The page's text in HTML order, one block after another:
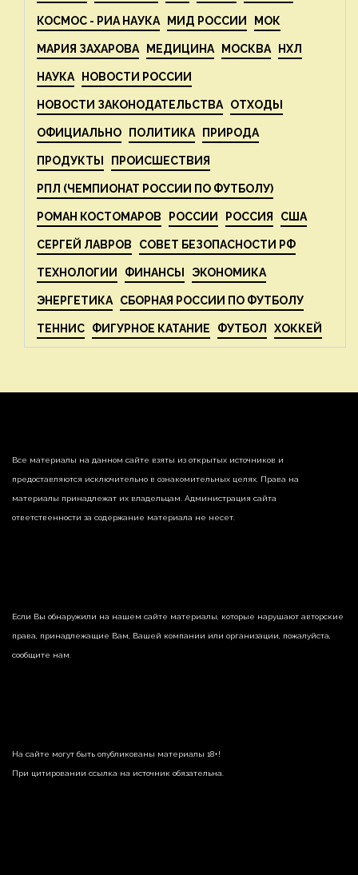
КОСМОС - РИА НАУКА МИД РОССИИ МОК
МАРИЯ ЗАХАРОВА МЕДИЦИНА МОСКВА НХЛ
НАУКА НОВОСТИ РОССИИ
НОВОСТИ ЗАКОНОДАТЕЛЬСТВА ОТХОДЫ
ОФИЦИАЛЬНО ПОЛИТИКА ПРИРОДА
ПРОДУКТЫ ПРОИСШЕСТВИЯ
РПЛ (ЧЕМПИОНАТ РОССИИ ПО ФУТБОЛУ)
РОМАН КОСТОМАРОВ РОССИИ РОССИЯ США
СЕРГЕЙ ЛАВРОВ СОВЕТ БЕЗОПАСНОСТИ РФ
ТЕХНОЛОГИИ ФИНАНСЫ ЭКОНОМИКА
ЭНЕРГЕТИКА СБОРНАЯ РОССИИ ПО ФУТБОЛУ
ТЕННИС ФИГУРНОЕ КАТАНИЕ ФУТБОЛ ХОККЕЙ
Все материалы на данном сайте взяты из открытых источников и
предоставляются исключительно в ознакомительных целях. Права на
материалы принадлежат их владельцам. Администрация сайта
ответственности за содержание материала не несет.
Если Вы обнаружили на нашем сайте материалы, которые нарушают авторские
права, принадлежащие Вам, Вашей компании или организации, пожалуйста,
сообщите нам.
На сайте могут быть опубликованы материалы 18+!
При цитировании ссылка на источник обязательна.